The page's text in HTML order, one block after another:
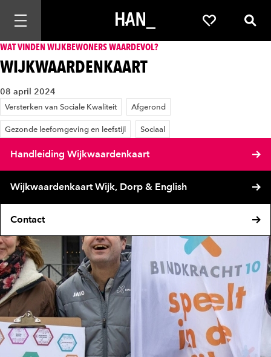
Mobiele navigatie openen Favorieten
WAT VINDEN WIJKBEWONERS WAARDEVOL?
WIJKWAARDENKAART
08 april 2024
Versterken van Sociale Kwaliteit Afgerond
Gezonde leefomgeving en leefstijl Sociaal
Handleiding Wijkwaardenkaart
Wijkwaardenkaart Wijk, Dorp & English
Contact